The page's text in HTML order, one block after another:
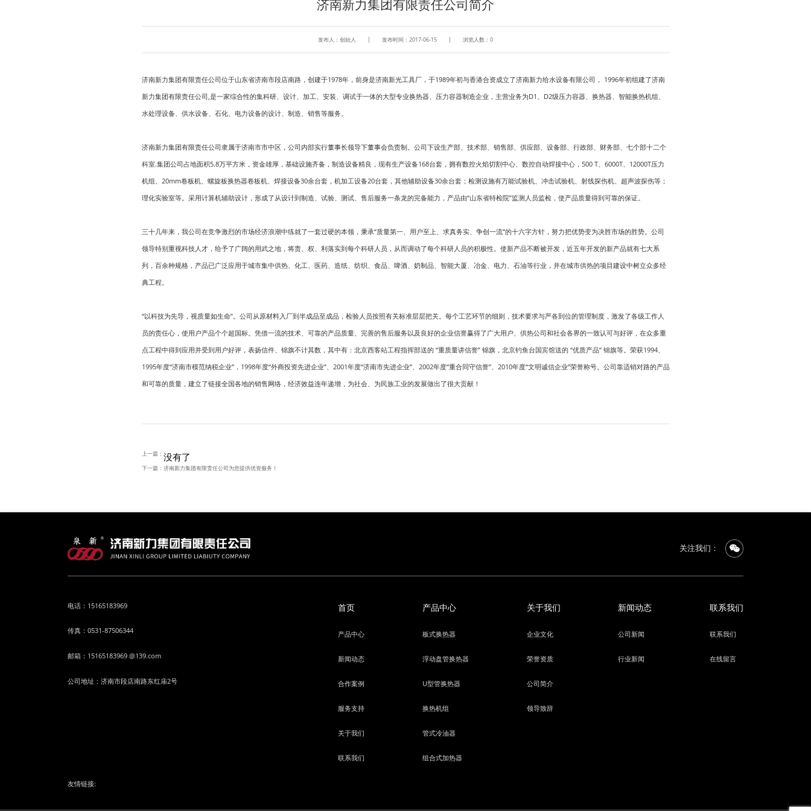
济南新力集团有限责任公司简介
发布人：创始人 发布时间：2017-06-15 浏览人数： 0
济南新力集团有限责任公司位于山东省济南市段店南路，创建于1978年，前身是济南新光工具厂，于1989年初与香港合资成立了济南新力给水设备有限公司， 1996年初组建了济南
新力集团有限责任公司,是一家综合性的集科研、设计、加工、安装、调试于一体的大型专业换热器、压力容器制造企业，主营业务为D1、D2级压力容器、换热器、智能换热机组、
水处理设备、供水设备、石化、电力设备的设计、制造、销售等服务。
济南新力集团有限责任公司隶属于济南市市中区，公司内部实行董事长领导下董事会负责制。公司下设生产部、技术部、销售部、供应部、设备部、行政部、财务部、七个部十二个
科室.集团公司占地面积5.8万平方米，资金雄厚，基础设施齐备，制造设备精良，现有生产设备168台套，拥有数控火焰切割中心、数控自动焊接中心，500 T、6000T、12000T压力
机组、20mm卷板机、螺旋板换热器卷板机、焊接设备30余台套，机加工设备20台套，其他辅助设备30余台套；检测设施有万能试验机、冲击试验机、射线探伤机、超声波探伤等；
理化实验室等。采用计算机辅助设计，形成了从设计到制造、试验、测试、售后服务一条龙的完备能力，产品由“山东省特检院”监测人员监检，使产品质量得到可靠的保证。
三十几年来，我公司在竞争激烈的市场经济浪潮中练就了一套过硬的本领，秉承“质量第一、用户至上、求真务实、争创一流”的十六字方针，努力把优势变为决胜市场的胜势。公司
领导特别重视科技人才，给予了广阔的用武之地，将责、权、利落实到每个科研人员，从而调动了每个科研人员的积极性。使新产品不断被开发，近五年开发的新产品就有七大系
列，百余种规格，产品已广泛应用于城市集中供热、化工、医药、造纸、纺织、食品、啤酒、奶制品、智能大厦、冶金、电力、石油等行业，并在城市供热的项目建设中树立众多经
典工程。
“以科技为先导，视质量如生命”。公司从原材料入厂到半成品至成品，检验人员按照有关标准层层把关。每个工艺环节的细则，技术要求与严各到位的管理制度，激发了各级工作人
员的责任心，使用户产品个个超国标。凭借一流的技术、可靠的产品质量、完善的售后服务以及良好的企业信誉赢得了广大用户、供热公司和社会各界的一致认可与好评，在众多重
点工程中得到应用并受到用户好评，表扬信件、锦旗不计其数，其中有：北京西客站工程指挥部送的 “重质量讲信誉” 锦旗，北京钓鱼台国宾馆送的 “优质产品” 锦旗等。荣获1994、
1995年度“济南市模范纳税企业”，1998年度“外商投资先进企业”、2001年度“济南市先进企业”、2002年度“重合同守信誉”、2010年度“文明诚信企业”荣誉称号。公司靠适销对路的产品
和可靠的质量，建立了链接全国各地的销售网络，经济效益连年递增，为社会、为民族工业的发展做出了很大贡献！
上一篇： 没有了
下一篇： 济南新力集团有限责任公司为您提供优资服务！
关注我们：
电话：15165183969
传真：0531-87506344
邮箱：15165183969 @139.com
公司地址：济南市段店南路东红庙2号
首页
产品中心
新闻动态
合作案例
服务支持
关于我们
联系我们
产品中心
板式换热器
浮动盘管换热器
U型管换热器
换热机组
管式冷油器
组合式加热器
关于我们
企业文化
荣誉资质
公司简介
领导致辞
新闻动态
公司新闻
行业新闻
联系我们
联系我们
在线留言
友情链接: